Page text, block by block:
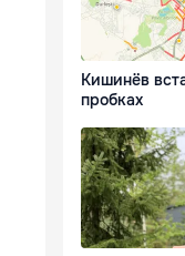
Кишинёв
пробках